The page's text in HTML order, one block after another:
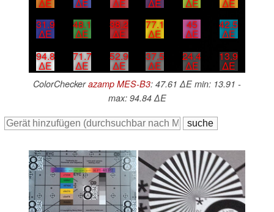
∆E ∆E ∆E ∆E ∆E
∆E
31.9
∆E
48.1
∆E
38.2
∆E
77.1
∆E
45
∆E
42.5
∆E
94.8
∆E
71.7
∆E
52.9
∆E
37.5
∆E
24.4
∆E
13.9
∆E
ColorCheckerazamp MES-B3: 47.61 ∆E min: 13.91 -
max: 94.84 ∆E